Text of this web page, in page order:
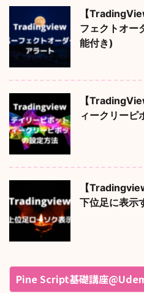
【
フェクトオー
能付き)
【
ィークリーピ
【
下位足に表示
Pine Script基礎講座